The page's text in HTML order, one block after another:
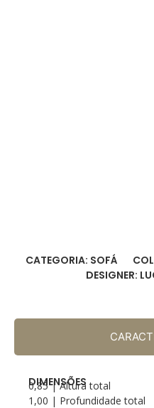
CATEGORIA: SOFÁ
DESIGNER:
DIMENSÕES
0,85 | Altura total
1,00 | Profundidade total